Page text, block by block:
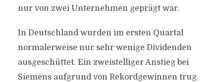
nur von zwei Unternehmen geprägt war.
In Deutschland wurden im ersten Quartal
normalerweise nur sehr wenige Dividenden
ausgeschüttet. Ein zweistelliger Anstieg bei
Siemens aufgrund von Rekordgewinnen trug